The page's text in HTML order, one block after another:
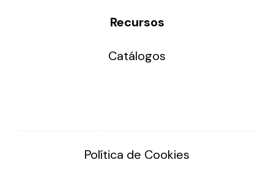
Recursos
Catálogos
Política de Cookies